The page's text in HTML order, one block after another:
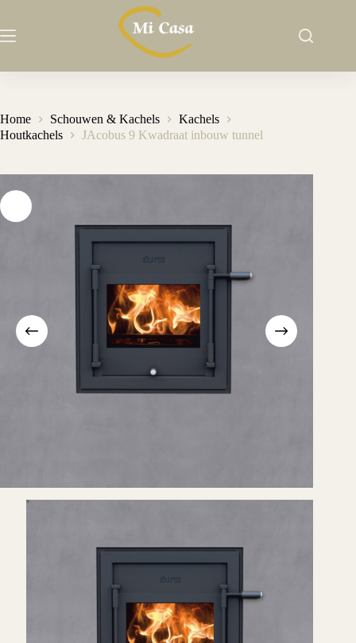
de
Home Schouwen & Kachels
Kachels
Houtkachels
JAcobus 9 Kwadraat inbouw tunnel